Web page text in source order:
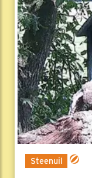
Steenuil